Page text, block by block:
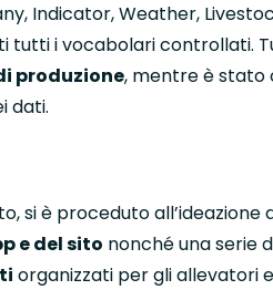
Indicator, Weather,
tutti i vocabolari controllati.
produzione, mentreè stato
dati.
si è proceduto all’ideazione
e del sito nonché una serie
organizzati per gli allevatori